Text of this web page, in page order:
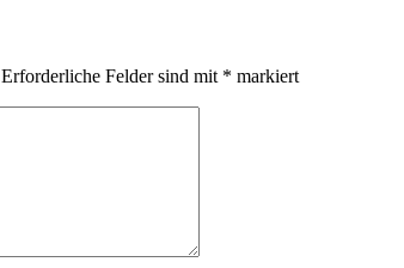
Erforderliche Felder sind mit * markiert